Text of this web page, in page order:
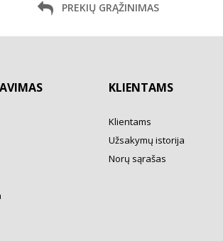
PREKIŲ GRĄŽINIMAS
KLIENTAMS
Klientams
Užsakymų istorija
Norų sąrašas